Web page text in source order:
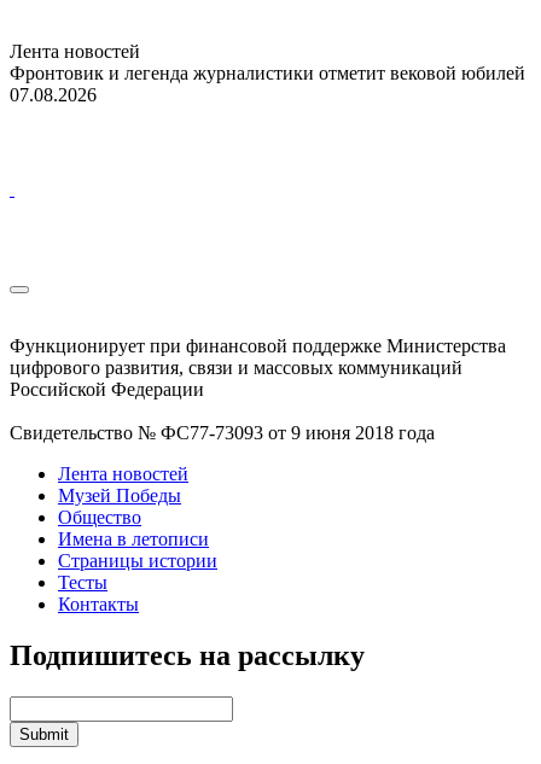
Лента новостей
Фронтовик и легенда журналистики отметит вековой юбилей
07.08.2026
Функционирует при финансовой поддержке Министерства
цифрового развития, связи и массовых коммуникаций
Российской Федерации
Свидетельство № ФС77-73093 от 9 июня 2018 года
Лента новостей
Музей Победы
Общество
Имена в летописи
Страницы истории
Тесты
Контакты
Подпишитесь на рассылку